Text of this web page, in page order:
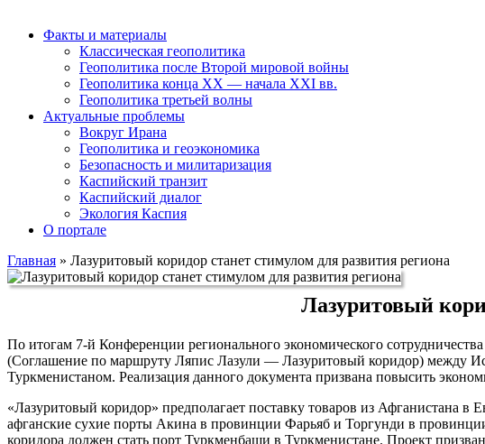
Факты и материалы
Классическая геополитика
Геополитика после Второй мировой войны
Геополитика конца XX — начала XXI вв.
Геополитика третьей волны
Актуальные проблемы
Вокруг Ирана
Геополитика и геоэкономика
Безопасность и милитаризация
Каспийский транзит
Каспийский диалог
Экология Каспия
О портале
Главная » Лазуритовый коридор станет стимулом для развития региона
Лазуритовый
По итогам 7-й Конференции регионального экономического
(Соглашение по маршруту Ляпис Лазули — Лазуритовый коридор) между
Туркменистаном. Реализация данного документа призвана повысить
«Лазуритовый коридор» предполагает поставку товаров из Афганистана
афганские сухие порты Акина в провинции Фарьяб и Торгунди в
коридора должен стать порт Туркменбаши в Туркменистане. Проект